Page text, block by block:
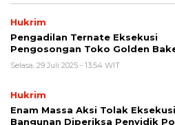
Hukrim
Pengadilan Ternate Eksekusi
Pengosongan Toko Golden
Selasa, 29 Juli 2025 - 13:54 WIT
Hukrim
Enam Massa Aksi Tolak Eksekusi
Bangunan Diperiksa Penyidik